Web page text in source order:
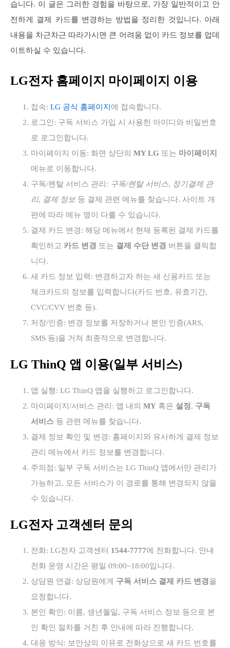
습니다. 이 글은 그러한 경험을 바탕으로, 가장 일반적이고 안
전하게 결제 카드를 변경하는 방법을 정리한 것입니다. 아래
내용을 차근차근 따라가시면 큰 어려움 없이 카드 정보를 업데
이트하실 수 있습니다.
LG전자 홈페이지 마이페이지 이용
접속: LG 공식 홈페이지 에 접속합니다.
로그인: 구독 서비스 가입 시 사용한 아이디와 비밀번호
로 로그인합니다.
마이페이지 이동: 화면 상단의 MY LG 또는 마이페이지
메뉴로 이동합니다.
구독/렌탈 서비스 관리: 구독/렌탈 서비스, 정기결제 관
리, 결제 정보 등 결제 관련 메뉴를 찾습니다. 사이트 개
편에 따라 메뉴 명이 다를 수 있습니다.
결제 카드 변경: 해당 메뉴에서 현재 등록된 결제 카드를
확인하고 카드 변경 또는 결제 수단 변경 버튼을 클릭합
니다.
새 카드 정보 입력: 변경하고자 하는 새 신용카드 또는
체크카드의 정보를 입력합니다(카드 번호, 유효기간,
CVC/CVV 번호 등).
저장/인증: 변경 정보를 저장하거나 본인 인증(ARS,
SMS 등)을 거쳐 최종적으로 변경합니다.
LG ThinQ 앱 이용(일부 서비스)
앱 실행: LG ThinQ 앱을 실행하고 로그인합니다.
마이페이지/서비스 관리: 앱 내의 MY 혹은 설정, 구독
서비스 등 관련 메뉴를 찾습니다.
결제 정보 확인 및 변경: 홈페이지와 유사하게 결제 정보
관리 메뉴에서 카드 정보를 변경합니다.
주의점: 일부 구독 서비스는 LG ThinQ 앱에서만 관리가
가능하고, 모든 서비스가 이 경로를 통해 변경되지 않을
수 있습니다.
LG전자 고객센터 문의
전화: LG전자 고객센터 1544-7777에 전화합니다. 안내
전화 운영 시간은 평일 09:00~18:00입니다.
상담원 연결: 상담원에게 구독 서비스 결제 카드 변경을
요청합니다.
본인 확인: 이름, 생년월일, 구독 서비스 정보 등으로 본
인 확인 절차를 거친 후 안내에 따라 진행합니다.
대응 방식: 보안상의 이유로 전화상으로 새 카드 번호를